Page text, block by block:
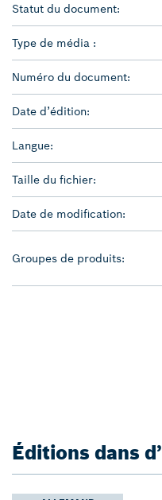
Statut du document:
Type de média :
Numéro du document:
Date d’édition:
Langue:
Taille du fichier:
Date de modification:
Groupes de produits:
Éditions dans